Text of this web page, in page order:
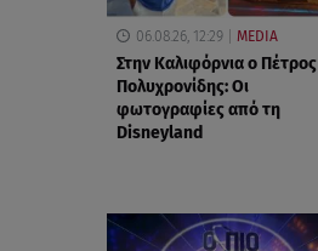
06.08.26, 12:29 MEDIA
Στην Καλιφόρνια ο Πέτρος
Πολυχρονίδης: Οι
φωτογραφίες από τη
Disneyland